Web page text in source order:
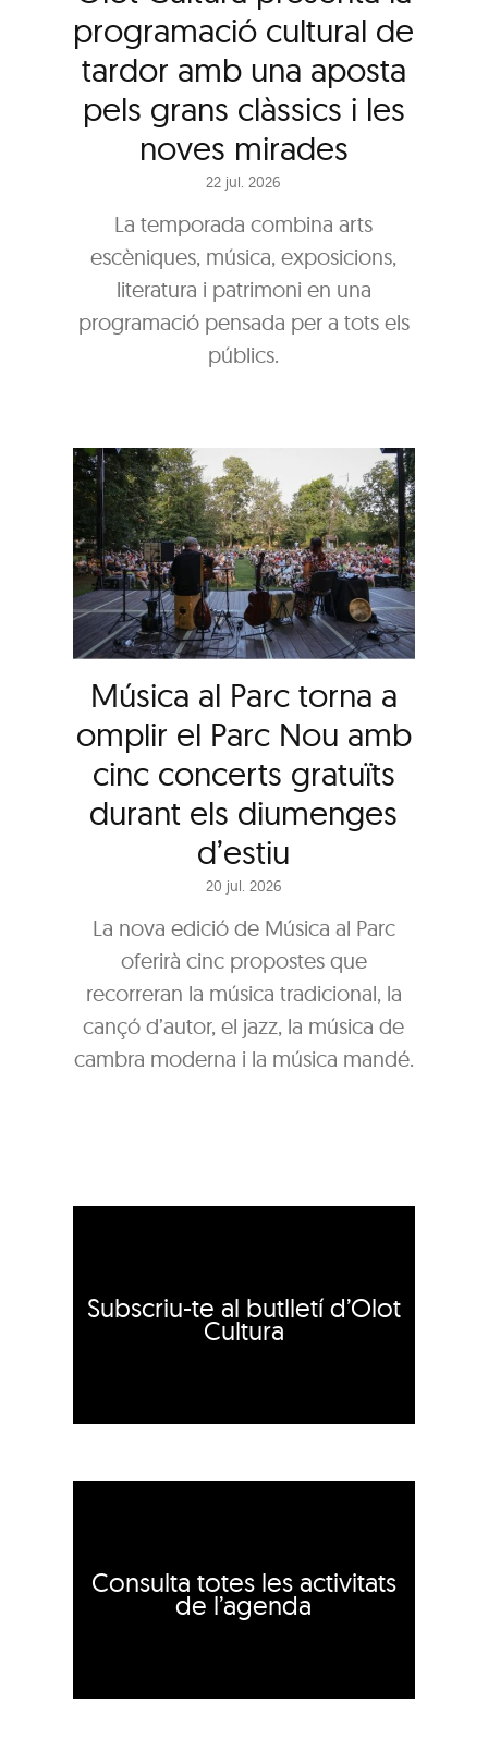
programació cultural de
tardor amb una aposta
pels grans clàssics i les
noves mirades
22 jul. 2026
La temporada combina arts
escèniques, música, exposicions,
literatura i patrimoni en una
programació pensada per a tots els
públics.
Música al Parc torna a
omplir el Parc Nou amb
cinc concerts gratuïts
durant els diumenges
d’estiu
20 jul. 2026
La nova edició de Música al Parc
oferirà cinc propostes que
recorreran la música tradicional, la
cançó d’autor, el jazz, la música de
cambra moderna i la música mandé.
Subscriu-te al butlletí d’Olot
Cultura
Consulta totes les activitats
de l’agenda